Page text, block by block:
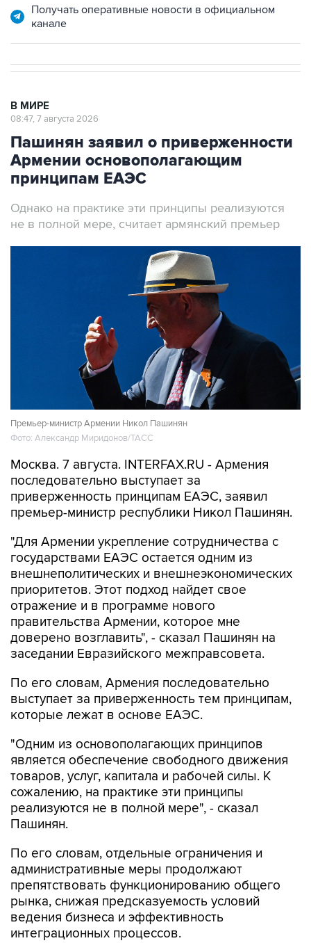
Получать оперативные новости в официальном
канале
В МИРЕ
08:47, 7 августа 2026
Пашинян заявил о приверженности
Армении основополагающим
принципам ЕАЭС
Однако на практике эти принципы реализуются
не в полной мере, считает армянский премьер
Премьер-министр Армении Никол Пашинян
Фото: Александр Миридонов/ТАСС
Москва. 7 августа. INTERFAX.RU - Армения
последовательно выступает за
приверженность принципам ЕАЭС, заявил
премьер-министр республики Никол Пашинян.
"Для Армении укрепление сотрудничества с
государствами ЕАЭС остается одним из
внешнеполитических и внешнеэкономических
приоритетов. Этот подход найдет свое
отражение и в программе нового
правительства Армении, которое мне
доверено возглавить", - сказал Пашинян на
заседании Евразийского межправсовета.
По его словам, Армения последовательно
выступает за приверженность тем принципам,
которые лежат в основе ЕАЭС.
"Одним из основополагающих принципов
является обеспечение свободного движения
товаров, услуг, капитала и рабочей силы. К
сожалению, на практике эти принципы
реализуются не в полной мере", - сказал
Пашинян.
По его словам, отдельные ограничения и
административные меры продолжают
препятствовать функционированию общего
рынка, снижая предсказуемость условий
ведения бизнеса и эффективность
интеграционных процессов.